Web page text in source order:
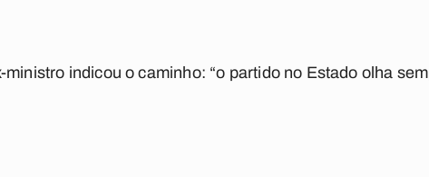
indicou o caminho: “o partido no Estado olha